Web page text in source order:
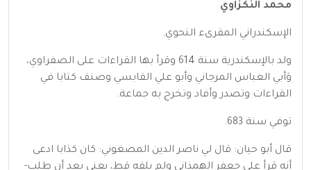
محمد النكزاوي
الإسكندراني المقرىء النحوي.
ولد بالإسكندرية سنة 614 وقرأ بها القراءات على الصفراوي،
وَأبي العباس المرجاني وأبو علي القابسي وصنف كتابا في
القراءات وتصدر وأفاد وتخرج به جماعة.
توفي سنة 683.
قال أبو حيان: قال لي ناصر الدين المصغوني: كان كذابا ادعى
أنه قرأ على جعفر الهمذاني ولم يلقه قط، يعني بعد أن طلب-